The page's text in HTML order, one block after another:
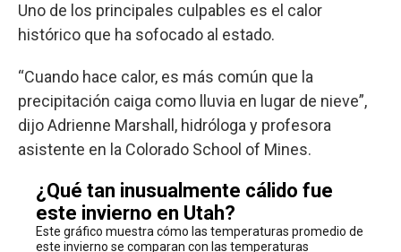
Uno de los principales culpables es el calor
histórico que ha sofocado al estado.
“Cuando hace calor, es más común que la
precipitación caiga como lluvia en lugar de nieve”,
dijo Adrienne Marshall, hidróloga y profesora
asistente en la Colorado School of Mines.